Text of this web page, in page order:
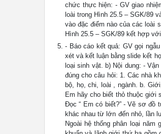
chức thực hiện: - GV giao
loài trong Hình 25.5 – SGK/89
vào đặc điểm nào của các loài
Hình 25.5 – SGK/89 kết hợp
- Báo cáo kết quả: GV gọi
xét và kết luận bằng slide kết
loại sinh vật. b) Nội dung: -
đúng cho câu hỏi: 1. Các nhà
bộ, họ, chi, loài , ngành. b.
Em hãy cho biết thỏ thuộc
Đọc “ Em có biết?” - Vẽ sơ đồ
khác nhau từ lớn đến nhỏ, lần
Ngoài hệ thống phân loại